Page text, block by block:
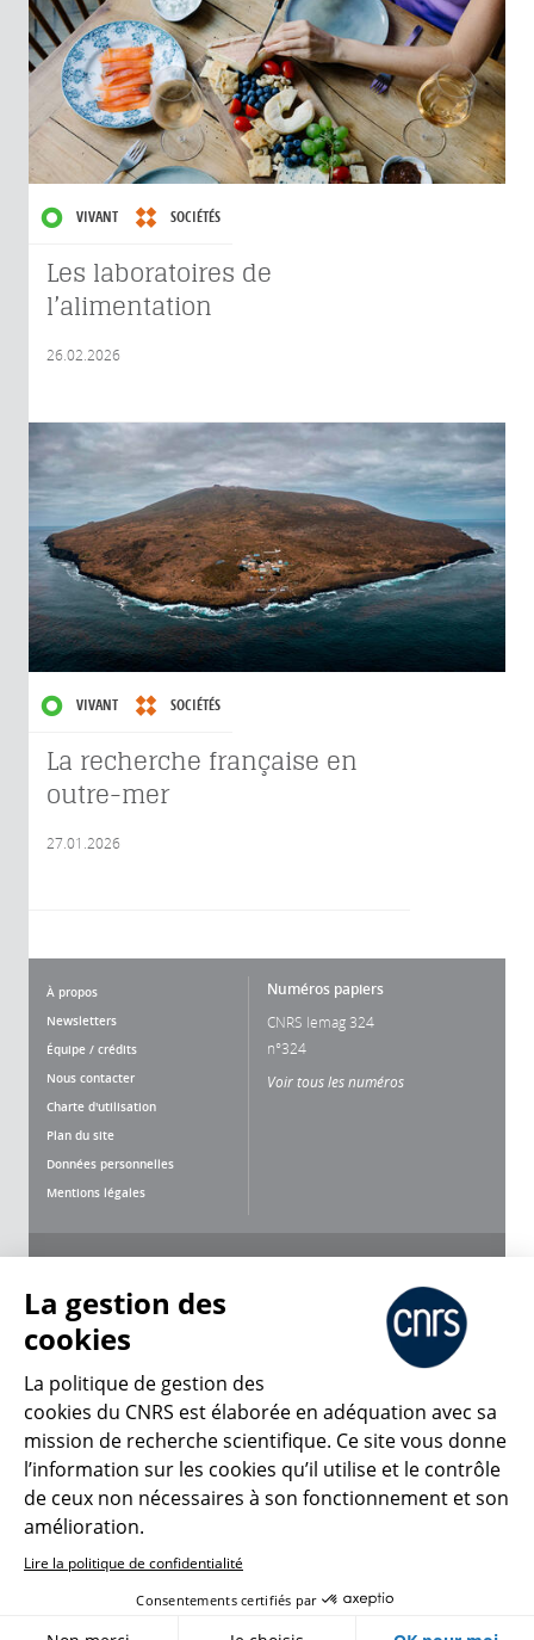
VIVANT SOCIÉTÉS
Les laboratoires de
l’alimentation
26.02.2026
VIVANT SOCIÉTÉS
La recherche française en
outre-mer
27.01.2026
À propos
Newsletters
Équipe / crédits
Nous contacter
Charte d'utilisation
Plan du site
Données personnelles
Mentions légales
Numéros papiers
CNRS lemag 324
n°324
Voir tous les numéros
CNRS Le Mag
© 2026, CNRS
Créer un compte Se connecter
Gestion des cookies
La gestion des
cookies
La politique de gestion des
cookies du CNRS est élaborée en adéquation avec sa
mission de recherche scientifique. Ce site vous donne
l’information sur les cookies qu’il utilise et le contrôle
de ceux non nécessaires à son fonctionnement et son
amélioration.
Lire la politique de confidentialité
Consentements certifiés par